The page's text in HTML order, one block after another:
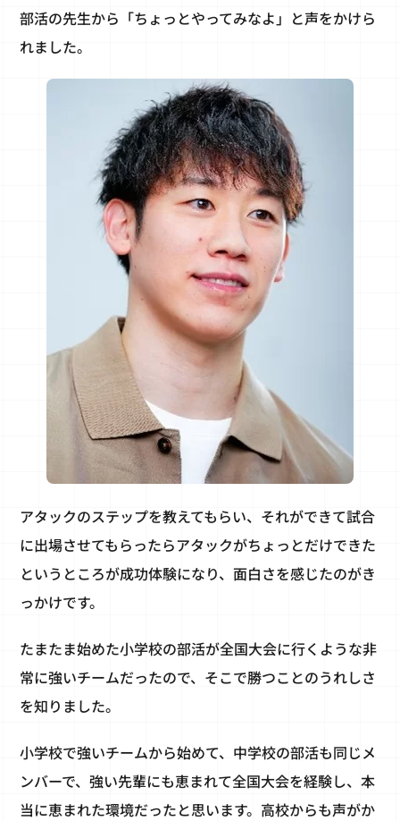
部活の先生から「ちょっとやってみなよ」と声をかけら
れました。
アタックのステップを教えてもらい、それができて試合
に出場させてもらったらアタックがちょっとだけできた
というところが成功体験になり、面白さを感じたのがき
っかけです。
たまたま始めた小学校の部活が全国大会に行くような非
常に強いチームだったので、そこで勝つことのうれしさ
を知りました。
小学校で強いチームから始めて、中学校の部活も同じメ
ンバーで、強い先輩にも恵まれて全国大会を経験し、本
当に恵まれた環境だったと思います。高校からも声がか